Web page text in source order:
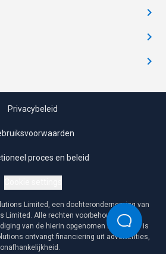
Privacybeleid
proces en beleid
Limited, een dochteronderneming van
Alle rechten voorbehouden. Elke
van de hierin opgenomen informatie is
ontvangt financiering uit advertenties,